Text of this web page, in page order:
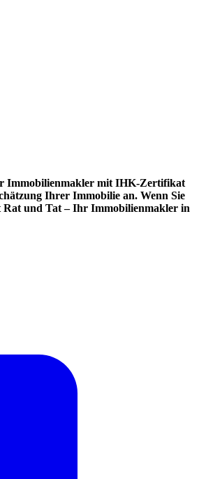
Immobilienmakler mit IHK-Zertifikat
Ihrer Immobilie an. Wenn Sie
Rat und Tat – Ihr Immobilienmakler in